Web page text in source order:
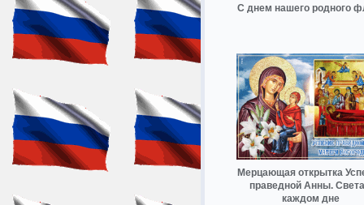
С днем нашего родного
Мерцающая открытка
праведной Анны.
каждом дне